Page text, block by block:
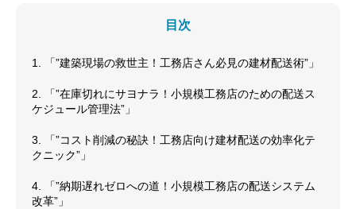
目次
1. 「”建築現場の救世主！工務店さん必見の建材配送術”」
2. 「”在庫切れにサヨナラ！小規模工務店のための配送ス
ケジュール管理法”」
3. 「”コスト削減の秘訣！工務店向け建材配送の効率化テ
クニック”」
4. 「”納期遅れゼロへの道！小規模工務店の配送システム
改革”」